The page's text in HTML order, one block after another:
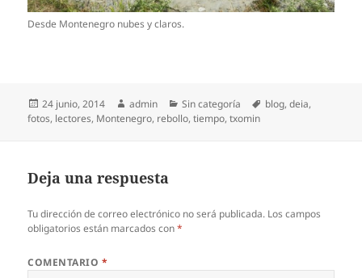
Desde Montenegro nubes y claros.
Publicado
el
24 junio, 2014 Autor
admin Categorías
Sin categoría Etiquetas
blog,deia,
fotos, lectores, Montenegro, rebollo,tiempo,txomin
Deja una respuesta
Tu dirección de correo electrónico no será publicada. Los campos
obligatorios están marcados con*
COMENTARIO *